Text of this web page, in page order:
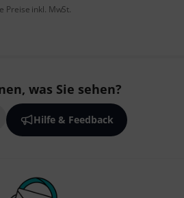
Preise inkl. MwSt.
was Sie sehen?
Hilfe & Feedback